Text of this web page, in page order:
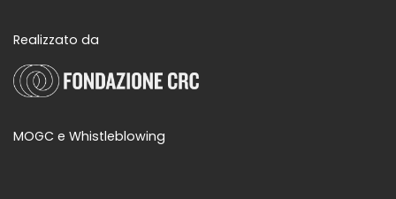
Realizzato da
MOGC e Whistleblowing